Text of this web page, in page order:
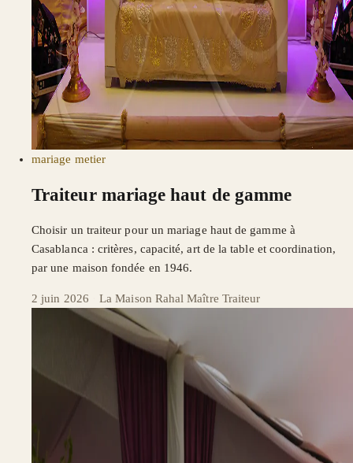
mariage metier
Traiteur mariage haut de gamme
Choisir un traiteur pour un mariage haut de gamme à
Casablanca : critères, capacité, art de la table et coordination,
par une maison fondée en 1946.
2 juin 2026 La Maison Rahal Maître Traiteur